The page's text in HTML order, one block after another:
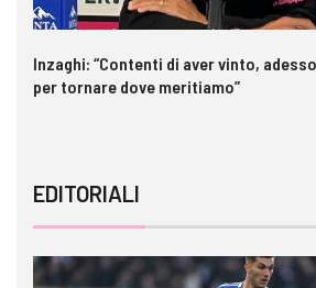
Inzaghi: “Contenti di aver vinto,
per tornare dove meritiamo”
EDITORIALI